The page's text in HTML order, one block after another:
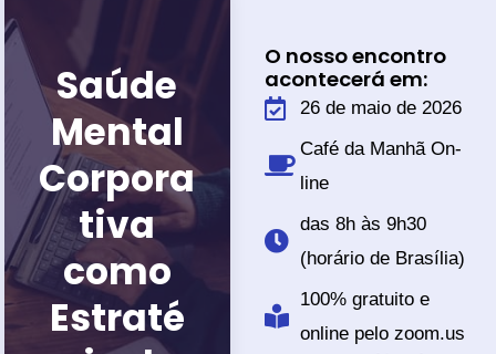
O nosso encontro
acontecerá em:
26 de maio de 2026
Café da Manhã On-
line
das 8h às 9h30
(horário de Brasília)
100% gratuito e
online pelo zoom.us
Saúde
Mental
Corpora
tiva
como
Estraté